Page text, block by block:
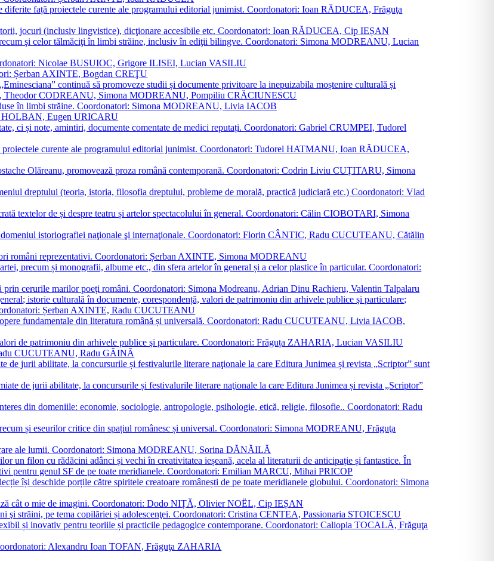
față proiectele curente ale programului editorial junimist. Coordonatori: Ioan RĂDUCEA, Frăguţa
jocuri (inclusiv lingvistice), dicţionare accesibile etc. Coordonatori: Ioan RĂDUCEA, Cip IEȘAN
şi celor tălmăciţi în limbi străine, inclusiv în ediţii bilingve. Coordonatori: Simona MODREANU, Lucian
Nicolae BUSUIOC, Grigore ILISEI, Lucian VASILIU
Șerban AXINTE, Bogdan CREŢU
continuă să promoveze studii și documente privitoare la inepuizabila moștenire culturală și
Theodor CODREANU, Simona MODREANU, Pompiliu CRĂCIUNESCU
în limbi străine. Coordonatori: Simona MODREANU, Livia IACOB
HOLBAN, Eugen URICARU
ci și note, amintiri, documente comentate de medici reputați. Coordonatori: Gabriel CRUMPEI, Tudorel
curente ale programului editorial junimist. Coordonatori: Tudorel HATMANU, Ioan RĂDUCEA,
Olăreanu, promovează proza română contemporană. Coordonatori: Codrin Liviu CUŢITARU, Simona
dreptului (teoria, istoria, filosofia dreptului, probleme de morală, practică judiciară etc.) Coordonatori: Vlad
textelor de și despre teatru și artelor spectacolului în general. Coordonatori: Călin CIOBOTARI, Simona
istoriografiei naţionale şi internaţionale. Coordonatori: Florin CÂNTIC, Radu CUCUTEANU, Cătălin
români reprezentativi. Coordonatori: Șerban AXINTE, Simona MODREANU
precum și monografii, albume etc., din sfera artelor în general și a celor plastice în particular. Coordonatori:
prin cerurile marilor poeți români. Coordonatori: Simona Modreanu, Adrian Dinu Rachieru, Valentin Talpalaru
istorie culturală în documente, corespondență, valori de patrimoniu din arhivele publice şi particulare;
Șerban AXINTE, Radu CUCUTEANU
fundamentale din literatura română și universală. Coordonatori: Radu CUCUTEANU, Livia IACOB,
de patrimoniu din arhivele publice şi particulare. Coordonatori: Frăguța ZAHARIA, Lucian VASILIU
CUCUTEANU, Radu GĂINĂ
de jurii abilitate, la concursurile și festivalurile literare naţionale la care Editura Junimea și revista „Scriptor” sunt
de jurii abilitate, la concursurile și festivalurile literare naţionale la care Editura Junimea și revista „Scriptor”
din domeniile: economie, sociologie, antropologie, psihologie, etică, religie, filosofie.. Coordonatori: Radu
și eseurilor critice din spațiul românesc și universal. Coordonatori: Simona MODREANU, Frăguţa
ale lumii. Coordonatori: Simona MODREANU, Sorina DĂNĂILĂ
un filon cu rădăcini adânci și vechi în creativitatea ieșeană, acela al literaturii de anticipație și fantastice. În
pentru genul SF de pe toate meridianele. Coordonatori: Emilian MARCU, Mihai PRICOP
își deschide porțile către spiritele creatoare românești de pe toate meridianele globului. Coordonatori: Simona
cât o mie de imagini. Coordonatori: Dodo NIȚĂ, Olivier NOËL, Cip IEȘAN
şi străini, pe tema copilăriei și adolescenţei. Coordonatori: Cristina CENTEA, Passionaria STOICESCU
și inovativ pentru teoriile și practicile pedagogice contemporane. Coordonatori: Caliopia TOCALĂ, Frăguţa
Alexandru Ioan TOFAN, Frăguţa ZAHARIA